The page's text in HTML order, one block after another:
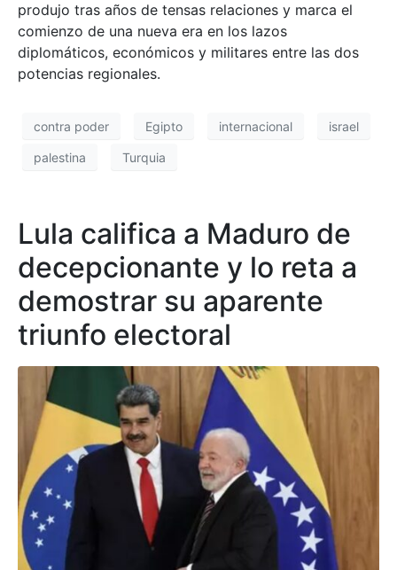
produjo tras años de tensas relaciones y marca el
comienzo de una nueva era en los lazos
diplomáticos, económicos y militares entre las dos
potencias regionales.
contra poder Egipto internacional israel
palestina Turquia
Lula califica a Maduro de
decepcionante y lo reta a
demostrar su aparente
triunfo electoral